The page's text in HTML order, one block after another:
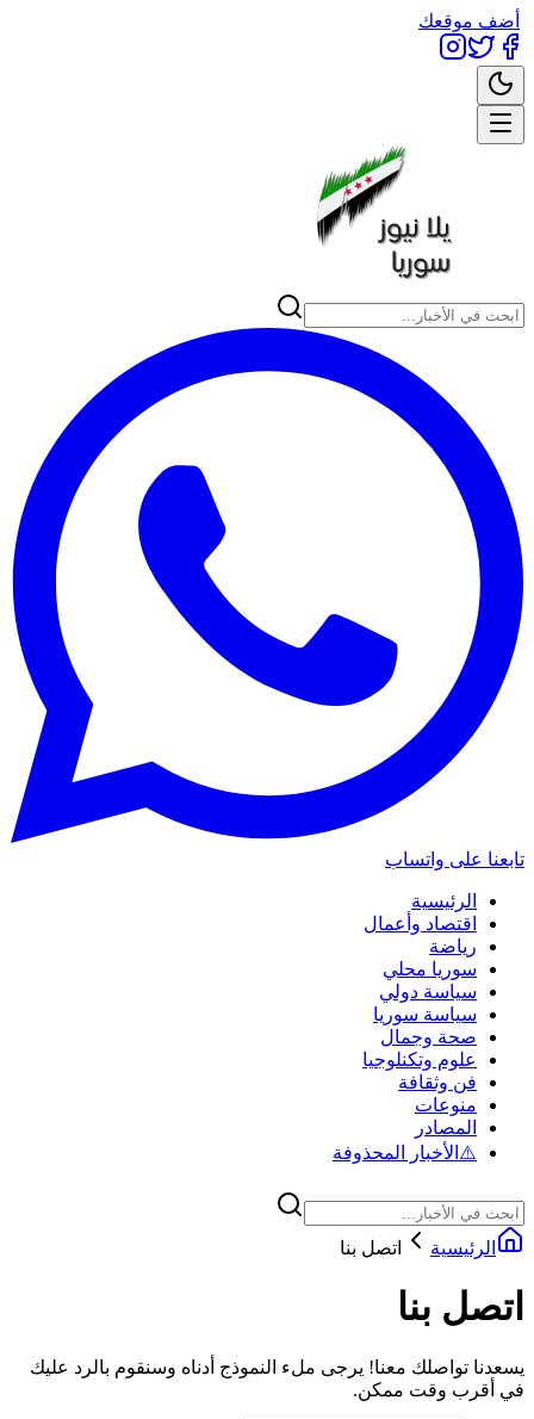
أضف موقعك
تابعنا على واتساب
الرئيسية
اقتصاد وأعمال
رياضة
سوريا محلي
سياسة دولي
سياسة سوريا
صحة وجمال
علوم وتكنلوجيا
فن وثقافة
منوعات
المصادر
⚠️ الأخبار المحذوفة
الرئيسية اتصل بنا
اتصل بنا
يسعدنا تواصلك معنا! يرجى ملء النموذج أدناه وسنقوم بالرد عليك
في أقرب وقت ممكن.